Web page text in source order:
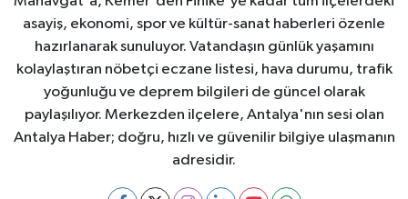
asayiş, ekonomi, spor ve kültür-sanat haberleri özenle
hazırlanarak sunuluyor. Vatandaşın günlük yaşamını
kolaylaştıran nöbetçi eczane listesi, hava durumu, trafik
yoğunluğu ve deprem bilgileri de güncel olarak
paylaşılıyor. Merkezden ilçelere, Antalya'nın sesi olan
Antalya Haber; doğru, hızlı ve güvenilir bilgiye ulaşmanın
adresidir.